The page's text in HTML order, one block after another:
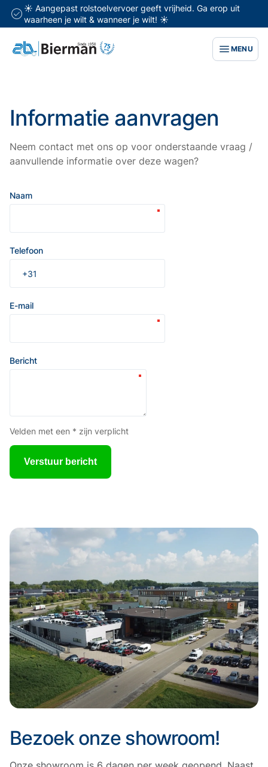
☀️ Aangepast rolstoelvervoer geeft vrijheid. Ga erop uit
waarheen je wilt & wanneer je wilt! ☀️
MENU
Informatie aanvragen
Neem contact met ons op voor onderstaande vraag /
aanvullende informatie over deze wagen?
Naam
Telefoon
E-mail
Bericht
Velden met een * zijn verplicht
Verstuur bericht
Bezoek onze showroom!